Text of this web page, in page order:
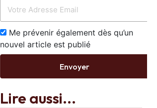
Me prévenir également dès qu’un
nouvel article est publié
Envoyer
Lire aussi...